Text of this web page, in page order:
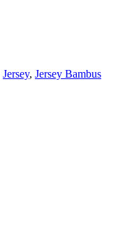
Jersey, Jersey Bambus